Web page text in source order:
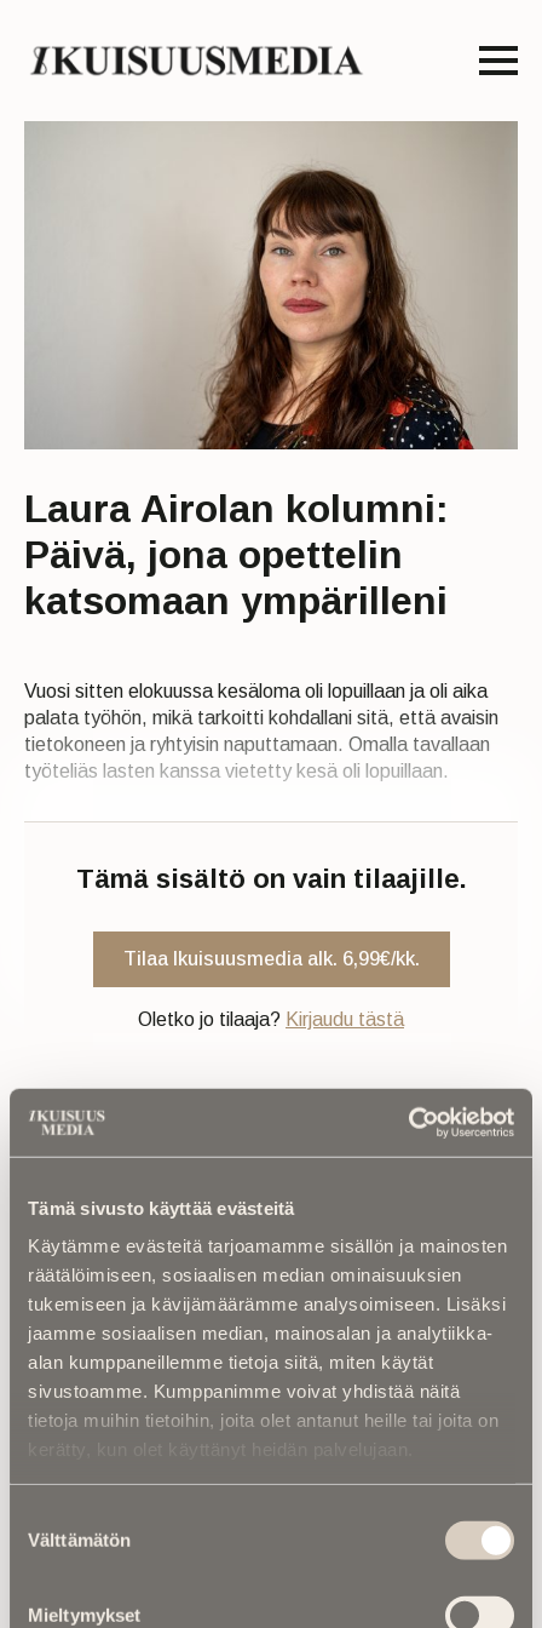
Tämä sivusto käyttää evästeitä
Käytämme evästeitä tarjoamamme sisällön ja mainosten
räätälöimiseen, sosiaalisen median ominaisuuksien
tukemiseen ja kävijämäärämme analysoimiseen. Lisäksi
jaamme sosiaalisen median, mainosalan ja analytiikka-
alan kumppaneillemme tietoja siitä, miten käytät
sivustoamme. Kumppanimme voivat yhdistää näitä
tietoja muihin tietoihin, joita olet antanut heille tai joita on
kerätty, kun olet käyttänyt heidän palvelujaan.
valinta
Välttämätön
Mieltymykset
Laura Airolan kolumni:
Päivä, jona opettelin
katsomaan ympärilleni
Vuosi sitten elokuussa kesäloma oli lopuillaan ja oli aika
palata työhön, mikä tarkoitti kohdallani sitä, että avaisin
tietokoneen ja ryhtyisin naputtamaan. Omalla tavallaan
työteliäs lasten kanssa vietetty kesä oli lopuillaan.
Tämä sisältö on vain tilaajille.
Tilaa Ikuisuusmedia alk. 6,99€/kk.
Oletko jo tilaaja? Kirjaudu tästä
Luetuimmat
Kalenterista | Ior Bock – Mytologi ja
tarinankertoja kuoli väkivaltaisesti
Kuolinuutiset |Aleksi kuoli taistelukentällä
Ukrainassa – ”Uuden ajan suomalainen
sankari ja sankarivainaja”
Kuolema koskettaa | Seitsemän veljestä 2.0
– Suomalaiset, jotka antoivat henkensä
Ukrainan vapauden puolesta
hiihtovaelluksella Lapissa
Kalenterista |
Jarno Saarinen muistetaan –